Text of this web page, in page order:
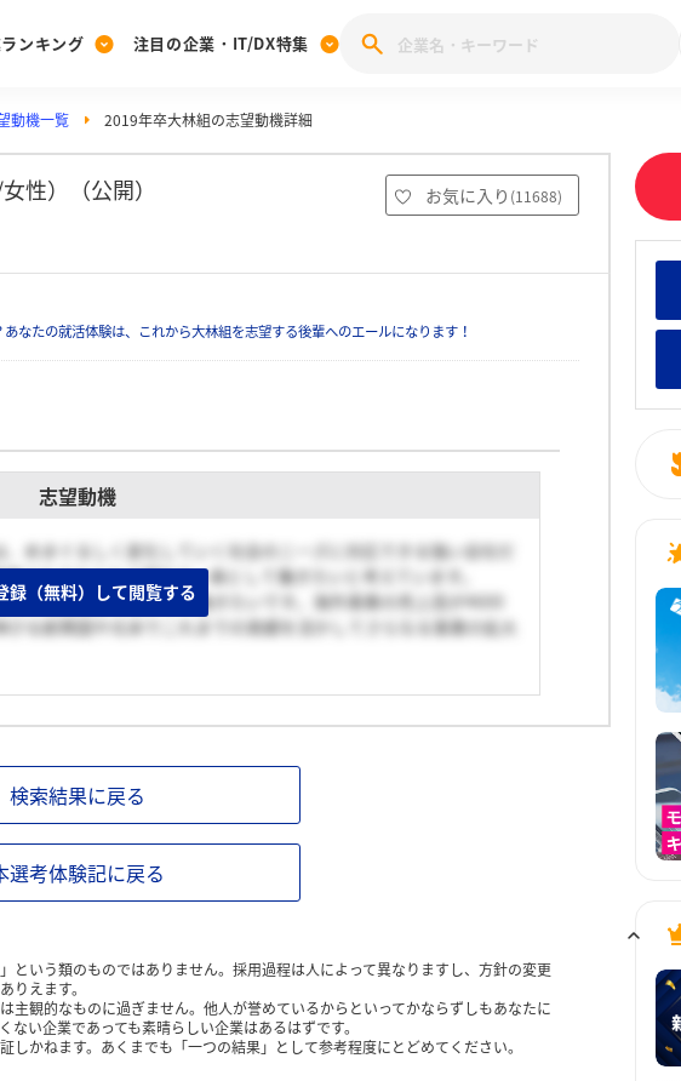
[27卒] 本選考体験記投稿キャンペーン
ンキング
みんなのDX企業就職ブランド調査
みんなの新卒就職人気企
注目の企業・IT/DX特集
28卒 IT・DX現場社員
動機一覧 2019年卒大林組の志望動機詳細
性）（公開） お気に入り (11688)
なたの就活体験は、これから大林組を志望する後輩へのエールになります！
志望動機
めまぐるしく変化していく社会のニーズに対応できる強い会社だ
されておられる御社の一員として働きたいと考えています。
の海外経験を生かして働きたいです。海外事業の売上高が4600
る新興国や北米でこれまでの実績を活かしてさらなる事業の拡大
録（無料）して閲覧する
検索結果に戻る
選考体験記に戻る
という類のものではありません。採用過程は人によって異なりますし、方針の変更
りえます。
主観的なものに過ぎません。他人が誉めているからといってかならずしもあなたに
い企業であっても素晴らしい企業はあるはずです。
かねます。あくまでも「一つの結果」として参考程度にとどめてください。